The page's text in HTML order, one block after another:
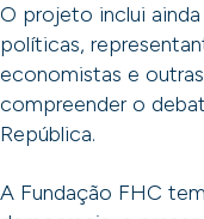
O projeto inclui
políticas,
economistas e
compreender o
República.
A Fundação FHC